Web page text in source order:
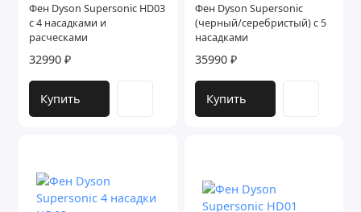
Фен Dyson Supersonic HD03
с 4 насадками и
расческами
32990 ₽
Купить
Фен Dyson Supersonic
(черный/серебристый) с 5
насадками
35990 ₽
Купить